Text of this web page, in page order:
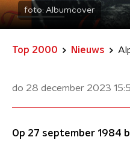
foto: Albumcover
Top 2000 Nieuws
do 28 december 2023
Op 27 september 1984